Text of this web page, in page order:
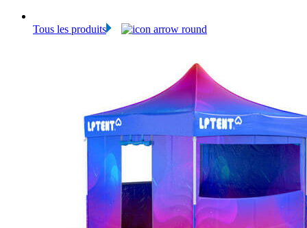
Tous les produits